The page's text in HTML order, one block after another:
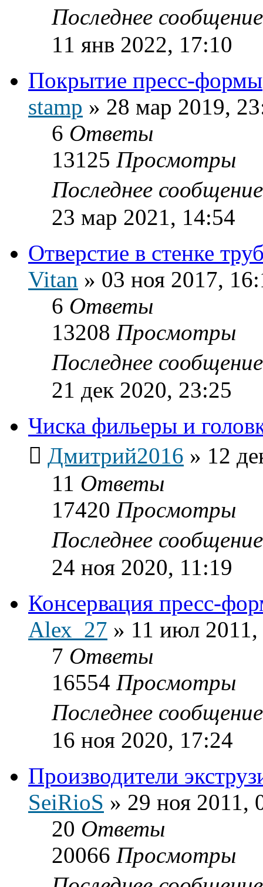
Последнее
11 янв 2022, 17:10
Покрытие пресс-формы
stamp » 28 мар 2019,
6 Ответы
13125 Просмотры
Последнее
23 мар 2021, 14:54
Отверстие в стенке
Vitan » 03 ноя 2017,
6 Ответы
13208 Просмотры
Последнее
21 дек 2020, 23:25
Чиска фильеры и
Дмитрий2016 » 12
11 Ответы
17420 Просмотры
Последнее
24 ноя 2020, 11:19
Консервация пресс-
Аlех_27 » 11 июл
7 Ответы
16554 Просмотры
Последнее
16 ноя 2020, 17:24
Производители
SeiRioS » 29 ноя 2011,
20 Ответы
20066 Просмотры